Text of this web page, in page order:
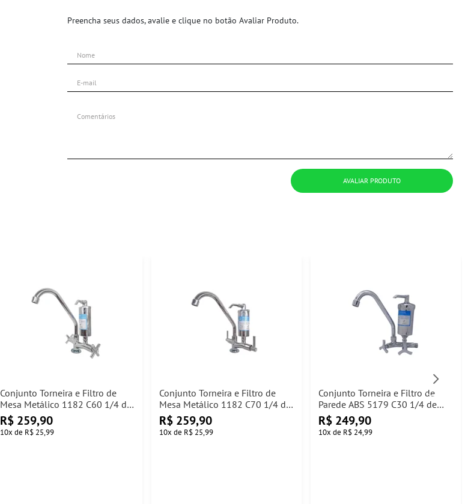
Preencha seus dados, avalie e clique no botão Avaliar Produto.
AVALIAR PRODUTO
Conjunto Torneira e Filtro de
Mesa Metálico 1182 C60 1/4 de
Volta Jed Metais
R$ 259,90
10x de R$ 25,99
Conjunto Torneira e Filtro de
Mesa Metálico 1182 C70 1/4 de
volta Jed Metais
R$ 259,90
10x de R$ 25,99
Conjunto Torneira e Filtro de
Parede ABS 5179 C30 1/4 de
Volta Jed Metais
R$ 249,90
10x de R$ 24,99